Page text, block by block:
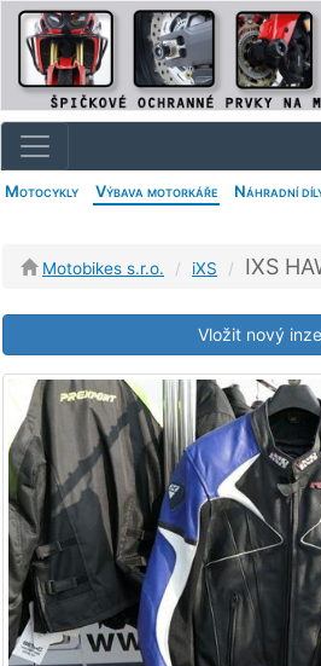
Motocykly Výbava motorkáře Náhradní
Motobikes s.r.o. iXS IXS
Vložit nový